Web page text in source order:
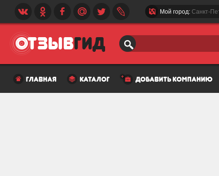
Мой город: Санкт-
главная каталог добавить компанию